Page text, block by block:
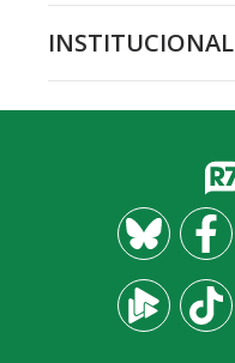
INSTITUCIONAL